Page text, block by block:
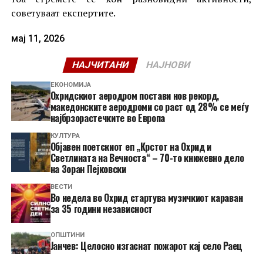
советуваат експертите.
мај 11, 2026
НАЈЧИТАНИ НАЈНОВИ
ЕКОНОМИЈА
Охридскиот аеродром постави нов рекорд,
македонските аеродроми со раст од 28% се меѓу
најбрзорастечките во Европа
КУЛТУРА
Објавен поетскиот еп „Крстот на Охрид и
Светлината на Вечноста“ – 70-то книжевно дело
на Зоран Пејковски
ВЕСТИ
Во недела во Охрид стартува музичкиот караван
за 35 години независност
ОПШТИНИ
Јанчев: Целосно изгаснат пожарот кај село Раец